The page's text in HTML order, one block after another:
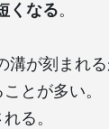
くなる。
溝が刻まれ
とが多い。
る。